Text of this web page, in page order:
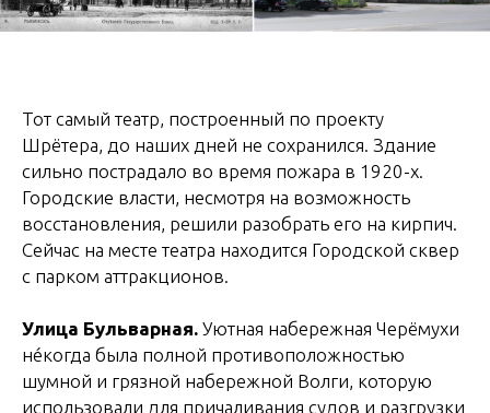
Тот самый театр, построенный по проекту
Шрётера, до наших дней не сохранился. Здание
сильно пострадало во время пожара в 1920-х.
Городские власти, несмотря на возможность
восстановления, решили разобрать его на кирпич.
Сейчас на месте театра находится Городской сквер
с парком аттракционов.
Улица Бульварная. Уютная набережная Черёмухи
нéкогда была полной противоположностью
шумной и грязной набережной Волги, которую
использовали для причаливания судов и разгрузки